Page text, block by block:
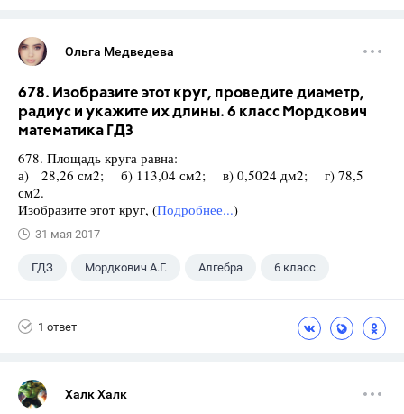
Ольга Медведева
678. Изобразите этот круг, проведите диаметр,
радиус и укажите их длины. 6 класс Мордкович
математика ГДЗ
678. Площадь круга равна:
а) 28,26 см2; б) 113,04 см2; в) 0,5024 дм2; г) 78,5
см2.
Изобразите этот круг, (Подробнее...)
31 мая 2017
ГДЗ Мордкович А.Г. Алгебра 6 класс
1 ответ
Халк Халк